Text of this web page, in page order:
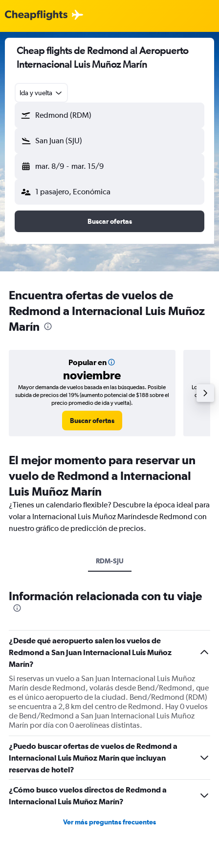
Cheap flights de Redmond al Aeropuerto
Internacional Luis Muñoz Marín
Ida y vuelta
Redmond (RDM)
San Juan (SJU)
mar. 8/9 - mar. 15/9
1 pasajero, Económica
Buscar ofertas
Encuentra ofertas de vuelos de
Redmond a Internacional Luis Muñoz
Marín
Popular en
noviembre
Mayor demanda de vuelos basada en las búsquedas. Posible
subida de precios del 19% (aumento potencial de $188 sobre el
precio promedio de ida y vuelta).
Buscar ofertas
Los
de
El mejor momento para reservar un
vuelo de Redmond a Internacional
Luis Muñoz Marín
¿Tienes un calendario flexible? Descubre la época ideal para
volar a Internacional Luis Muñoz Maríndesde Redmond con
nuestro gráfico de predicción de precios.
RDM-SJU
Información relacionada con tu viaje
¿Desde qué aeropuerto salen los vuelos de
Redmond a San Juan Internacional Luis Muñoz
Marín?
Si reservas un vuelo a San Juan Internacional Luis Muñoz
Marín desde Redmond, volarás desde Bend/Redmond, que
es el único aeropuerto de la ciudad. Bend/Redmond (RDM)
se encuentra a 2,8 km del centro de Redmond. Hay 0 vuelos
de Bend/Redmond a San Juan Internacional Luis Muñoz
Marín por día con 0 aerolíneas distintas.
¿Puedo buscar ofertas de vuelos de Redmond a
Internacional Luis Muñoz Marín que incluyan
reservas de hotel?
¿Cómo busco vuelos directos de Redmond a
Internacional Luis Muñoz Marín?
Ver más preguntas frecuentes